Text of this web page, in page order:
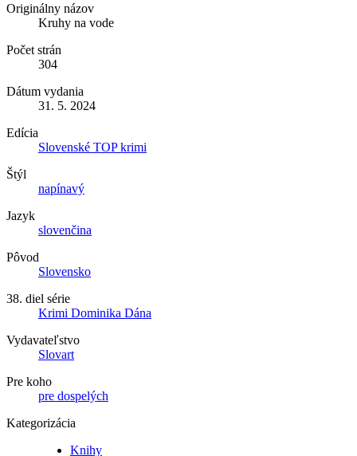
Originálny názov
Kruhy na vode
Počet strán
304
Dátum vydania
31. 5. 2024
Edícia
Slovenské TOP krimi
Štýl
napínavý
Jazyk
slovenčina
Pôvod
Slovensko
38. diel série
Krimi Dominika Dána
Vydavateľstvo
Slovart
Pre koho
pre dospelých
Kategorizácia
Knihy